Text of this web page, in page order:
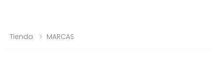
Tienda MARCAS